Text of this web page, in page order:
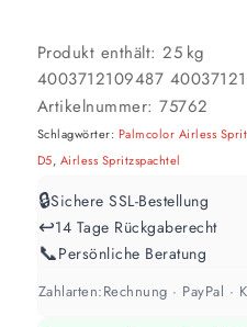
Werte sind Richtwerte und
abweichen. Für 10 % Reserve
Produkt enthält: 25 kg
4003712109487
Artikelnummer:75762
Schlagwörter: Palmcolor Airless
D5, Airless Spritzspachtel
🔒Sichere SSL-Bestellung
↩️14 Tage Rückgaberecht
📞Persönliche Beratung
Zahlarten:Rechnung · PayPal ·